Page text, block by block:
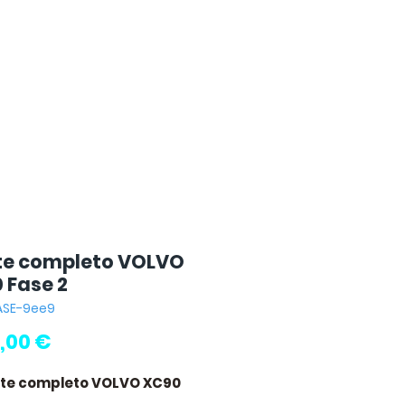
completo VOLVO
Fase 2
9ee9
€
completo VOLVO XC90